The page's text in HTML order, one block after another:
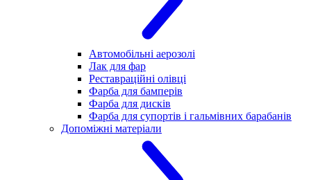
Автомобільні аерозолі
Лак для фар
Реставраційні олівці
Фарба для бамперів
Фарба для дисків
Фарба для супортів і гальмівних барабанів
Допоміжні матеріали